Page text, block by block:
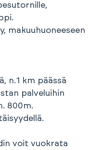
makuuhuoneeseen
n.1 km päässä
palveluihin
800m.
voit vuokrata